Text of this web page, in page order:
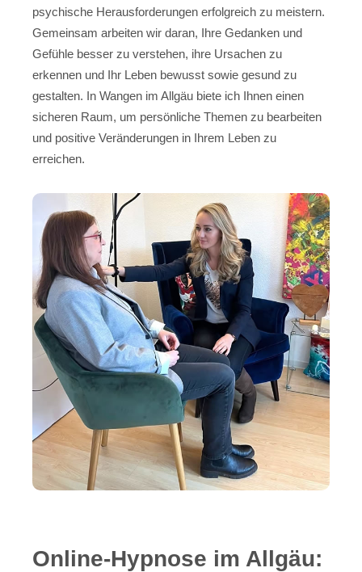
psychische Herausforderungen erfolgreich zu meistern.
Gemeinsam arbeiten wir daran, Ihre Gedanken und
Gefühle besser zu verstehen, ihre Ursachen zu
erkennen und Ihr Leben bewusst sowie gesund zu
gestalten. In Wangen im Allgäu biete ich Ihnen einen
sicheren Raum, um persönliche Themen zu bearbeiten
und positive Veränderungen in Ihrem Leben zu
erreichen.
Online-Hypnose im Allgäu: